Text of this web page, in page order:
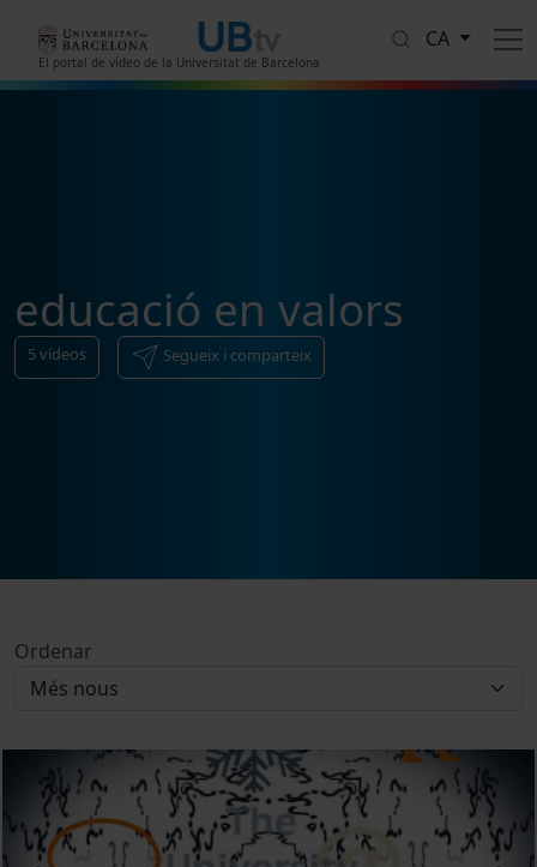
El portal de vídeo de la Universitat de Barcelona
CA
educació en valors
5vídeos Segueix i comparteix
Ordenar